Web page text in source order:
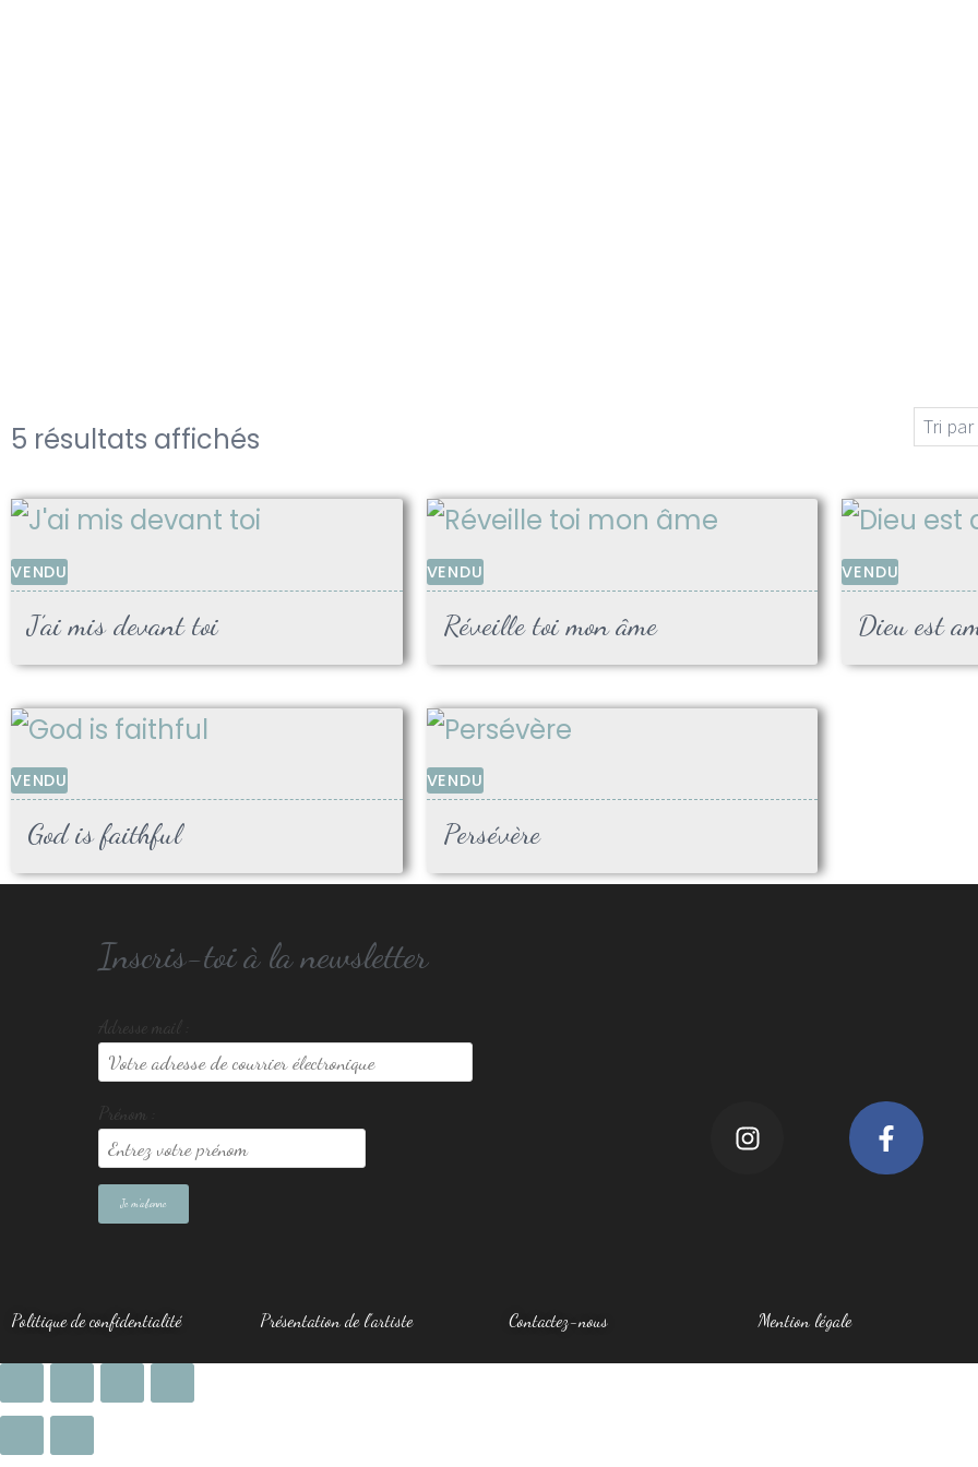
5 résultats affichés
VENDU
J’ai mis devant toi
VENDU
Réveille toi mon âme
VENDU
Dieu est
VENDU
God is faithful
VENDU
Persévère
Inscris-toi à la newsletter
Adresse mail :
Prénom :
Politique de confidentialité Présentation de l’artiste Contactez-nous Mention légale